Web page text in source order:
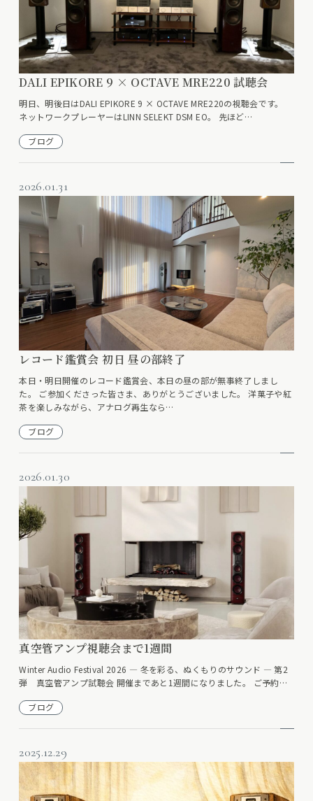
DALI EPIKORE 9 × OCTAVE MRE220 試聴会
明日、明後日はDALI EPIKORE 9 × OCTAVE MRE220の視聴会です。
ネットワークプレーヤーはLINN SELEKT DSM EO。 先ほど…
ブログ
2026.01.31
レコード鑑賞会 初日 昼の部終了
本日・明日開催のレコード鑑賞会、本日の昼の部が無事終了しまし
た。 ご参加くださった皆さま、ありがとうございました。 洋菓子や紅
茶を楽しみながら、アナログ再生なら…
ブログ
2026.01.30
真空管アンプ視聴会まで1週間
Winter Audio Festival 2026 ― 冬を彩る、ぬくもりのサウンド ― 第2
弾 真空管アンプ試聴会 開催まであと1週間になりました。 ご予約…
ブログ
2025.12.29